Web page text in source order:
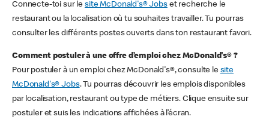
Connecte-toi sur le site McDonald's® Jobset recherche le
restaurant ou la localisation où tu souhaites travailler. Tu pourras
consulter les différents postes ouverts dans ton restaurant favori.
Comment postuler à une offre d’emploi chez McDonald's® ?
Pour postuler à un emploi chez McDonald's®, consulte le site
McDonald's® Jobs. Tu pourras découvrir les emplois disponibles
par localisation, restaurant ou type de métiers. Clique ensuite sur
postuler et suis les indications affichées à l’écran.